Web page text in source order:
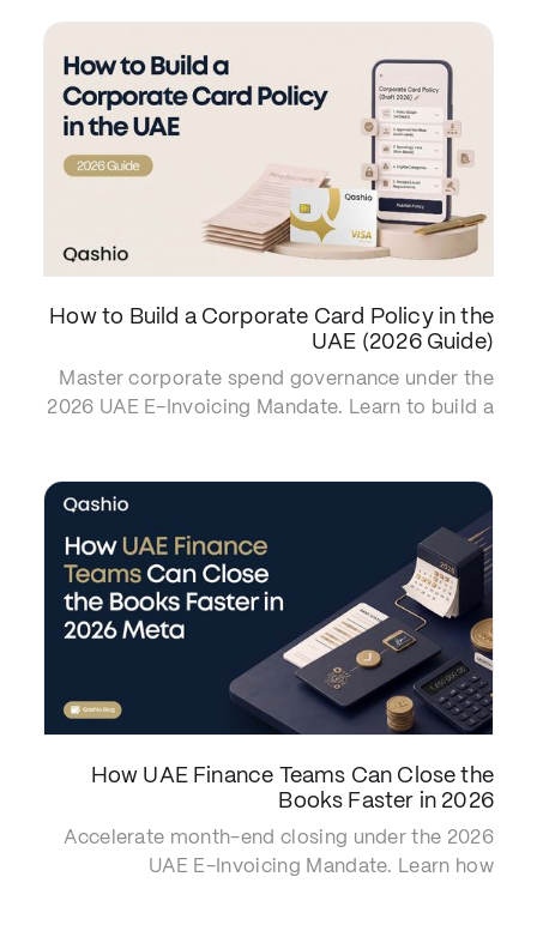
today.
How to Build a Corporate Card Policy in the
UAE (2026 Guide)
Master corporate spend governance under the
2026 UAE E-Invoicing Mandate. Learn to build a
How UAE Finance Teams Can Close the
Books Faster in 2026
Accelerate month-end closing under the 2026
UAE E-Invoicing Mandate. Learn how